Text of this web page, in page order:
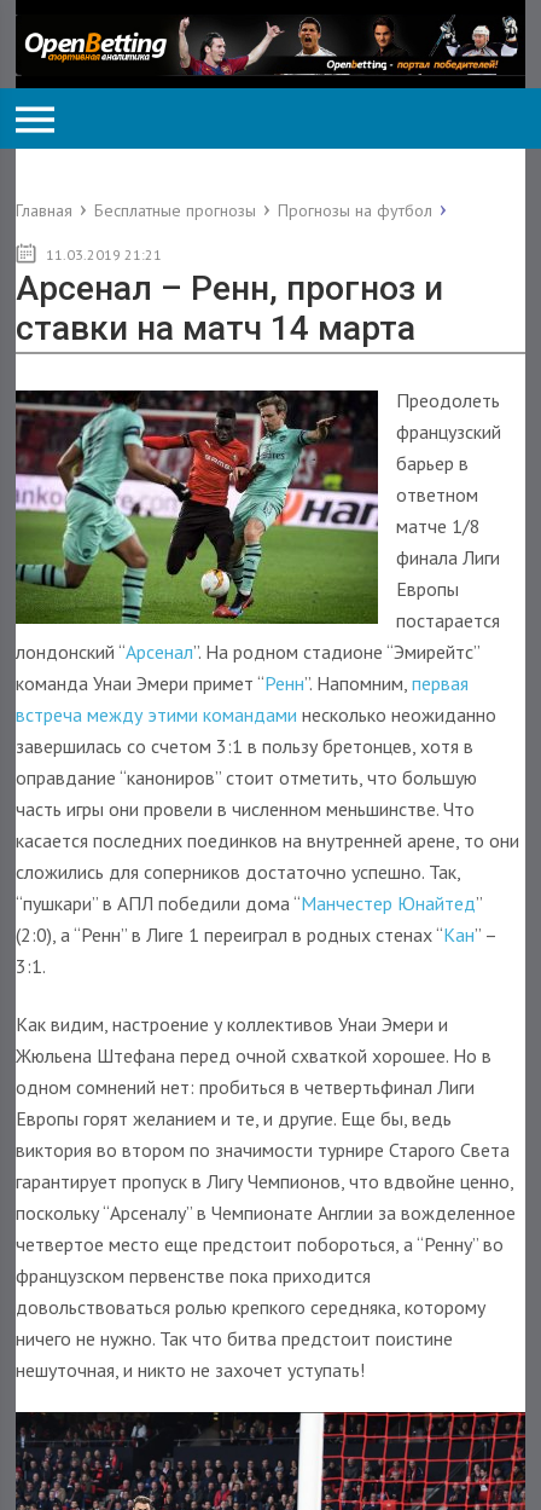
Главная Бесплатные прогнозы Прогнозы на футбол
11.03.2019 21:21
Арсенал – Ренн, прогноз и
ставки на матч 14 марта
Преодолеть
французский
барьер в
ответном
матче 1/8
финала Лиги
Европы
постарается
лондонский “Арсенал”. На родном стадионе “Эмирейтс”
команда Унаи Эмери примет “Ренн”. Напомним,первая
встреча между этими командами несколько неожиданно
завершилась со счетом 3:1 в пользу бретонцев, хотя в
оправдание “канониров” стоит отметить, что большую
часть игры они провели в численном меньшинстве. Что
касается последних поединков на внутренней арене, то они
сложились для соперников достаточно успешно. Так,
“пушкари” в АПЛ победили дома “Манчестер Юнайтед”
(2:0), а “Ренн” в Лиге 1 переиграл в родных стенах “Кан” –
3:1.
Как видим, настроение у коллективов Унаи Эмери и
Жюльена Штефана перед очной схваткой хорошее. Но в
одном сомнений нет: пробиться в четвертьфинал Лиги
Европы горят желанием и те, и другие. Еще бы, ведь
виктория во втором по значимости турнире Старого Света
гарантирует пропуск в Лигу Чемпионов, что вдвойне ценно,
поскольку “Арсеналу” в Чемпионате Англии за вожделенное
четвертое место еще предстоит побороться, а “Ренну” во
французском первенстве пока приходится
довольствоваться ролью крепкого середняка, которому
ничего не нужно. Так что битва предстоит поистине
нешуточная, и никто не захочет уступать!